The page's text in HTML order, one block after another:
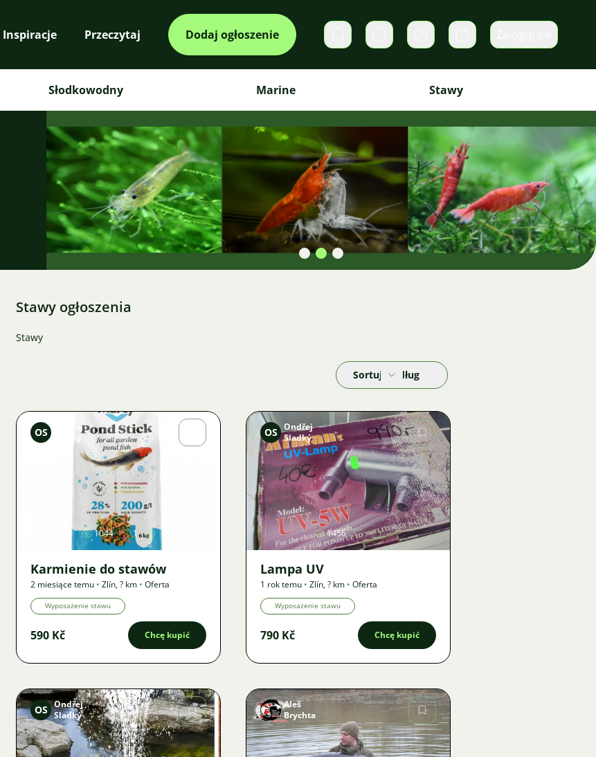
Inspiracje Przeczytaj Dodaj ogłoszenie Prywatne wiadomości
Koszyk
Słodkowodny Marine Stawy
Stawy ogłoszenia
Stawy
Sortuj według
Zdjęcie
OS
Ondřej
Sladký
1044 1
Karmienie do stawów
2 miesiące temu • Zlín,? km • Oferta
Wyposażenie stawu
590 Kč Chcę kupić
Zdjęcie
OS Ondřej
Sladký
1456
Lampa UV
1 rok temu • Zlín,? km • Oferta
Wyposażenie stawu
790 Kč Chcę kupić
OS Ondřej
Sladký
Aleš
Brychta